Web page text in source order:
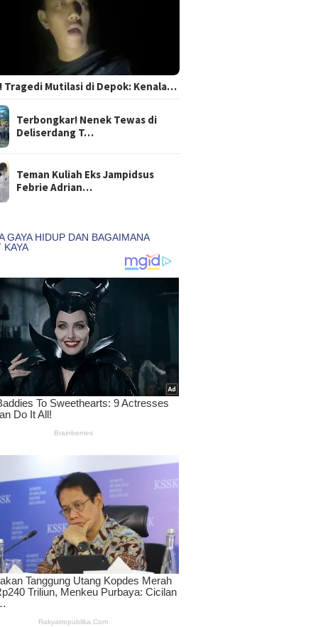
Tragedi Mutilasi di Depok: Kenala…
Terbongkar! Nenek Tewas di
Deliserdang T…
Teman Kuliah Eks Jampidsus
Febrie Adrian…